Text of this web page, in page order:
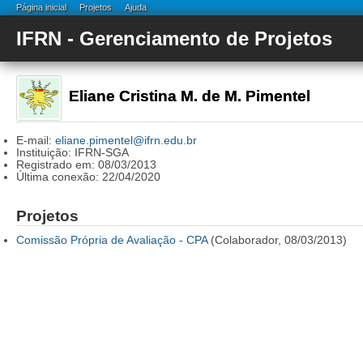
Página inicial Projetos Ajuda
IFRN - Gerenciamento de Projetos
Eliane Cristina M. de M. Pimentel
E-mail: eliane.pimentel@ifrn.edu.br
Instituição: IFRN-SGA
Registrado em: 08/03/2013
Última conexão: 22/04/2020
Projetos
Comissão Própria de Avaliação - CPA(Colaborador, 08/03/2013)